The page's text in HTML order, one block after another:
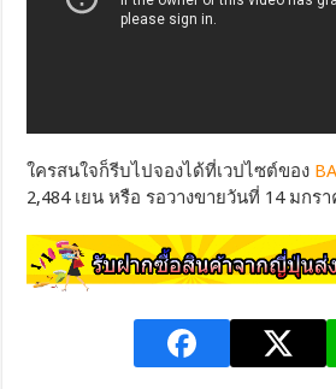
ใครสนใจก็รีบไปจองได้ที่เวปไซต์ของ
2,484 เยน หรือ รอวางขายวันที่ 14 มกร